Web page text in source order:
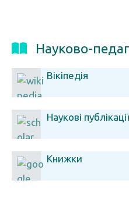
Науково-
Вікіпедія
Наукові публікації
Книжки